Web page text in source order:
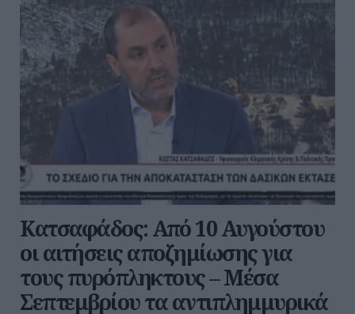
Κατσαφάδος: Από 10 Αυγούστου
οι αιτήσεις αποζημίωσης για
τους πυρόπληκτους – Μέσα
Σεπτεμβρίου τα αντιπλημμυρικά